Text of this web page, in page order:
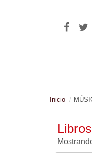
Inicio